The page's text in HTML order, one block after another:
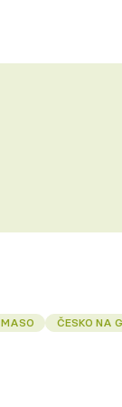
MASO ČESKO NA